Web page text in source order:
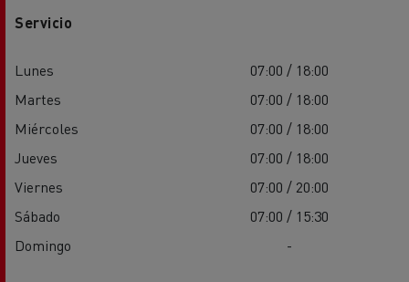
Servicio
Lunes
07:00 / 18:00
Martes
07:00 / 18:00
Miércoles
07:00 / 18:00
Jueves
07:00 / 18:00
Viernes
07:00 / 20:00
Sábado
07:00 / 15:30
Domingo
-